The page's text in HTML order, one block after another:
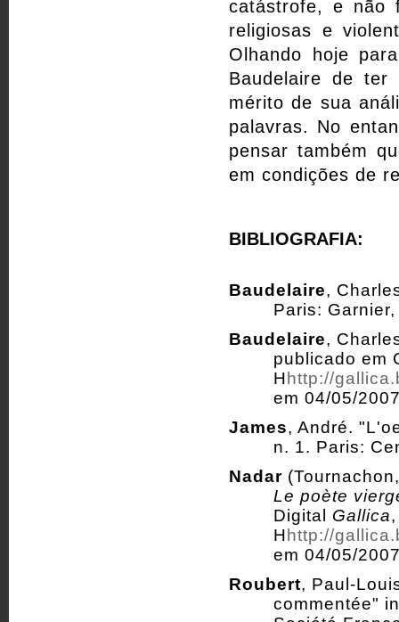
catástrofe, e não
religiosas e
Olhando hoje
Baudelaire de
mérito de sua
palavras. No
pensar também
em condições de
BIBLIOGRAFIA:
Baudelaire,
Paris:
Baudelaire,
publicado em
H http://
em 04/05/
James, André.
n. 1. Paris:
Nadar
Le poète
Digital Gallica
H http://
em 04/05/
Roubert, Paul-
commentée"